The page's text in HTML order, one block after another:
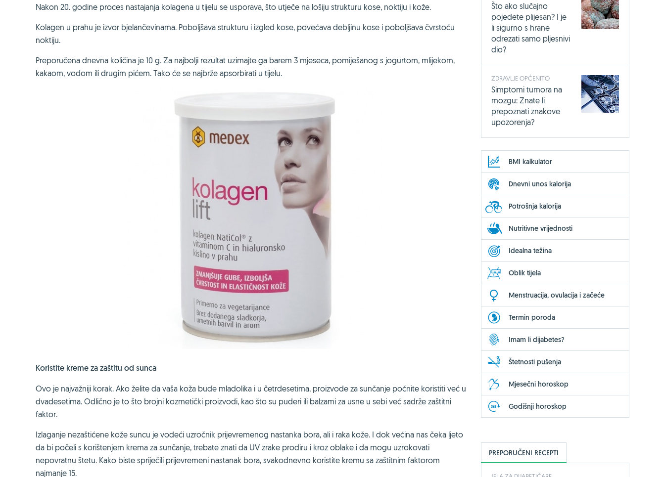
Nakon 20. godine proces nastajanja kolagena u tijelu se usporava, što utječe na lošiju strukturu kose, noktiju i kože.
Kolagen u prahu je izvor bjelančevinama. Poboljšava strukturu i izgled kose, povećava debljinu kose i poboljšava čvrstoću
noktiju.
Preporučena dnevna količina je 10 g. Za najbolji rezultat uzimajte ga barem 3 mjeseca, pomiješanog s jogurtom, mlijekom,
kakaom, vodom ili drugim pićem. Tako će se najbrže apsorbirati u tijelu.
Koristite kreme za zaštitu od sunca
Ovo je najvažniji korak. Ako želite da vaša koža bude mladolika i u četrdesetima, proizvode za sunčanje počnite koristiti već u
dvadesetima. Odlično je to što brojni kozmetički proizvodi, kao što su puderi ili balzami za usne u sebi već sadrže zaštitni
faktor.
Izlaganje nezaštićene kože suncu je vodeći uzročnik prijevremenog nastanka bora, ali i raka kože. I dok većina nas čeka ljeto
da bi počeli s korištenjem krema za sunčanje, trebate znati da UV zrake prodiru i kroz oblake i da mogu uzrokovati
nepovratnu štetu. Kako biste spriječili prijevremeni nastanak bora, svakodnevno koristite kremu sa zaštitnim faktorom
najmanje 15.
Što ako slučajno
pojedete plijesan? I je
li sigurno s hrane
odrezati samo pljesnivi
dio?
ZDRAVLJE OPĆENITO
Simptomi tumora na
mozgu: Znate li
prepoznati znakove
upozorenja?
BMI kalkulator
Dnevni unos kalorija
Potrošnja kalorija
Nutritivne vrijednosti
Idealna težina
Oblik tijela
Menstruacija, ovulacija i začeće
Termin poroda
Imam li dijabetes?
Štetnosti pušenja
Mjesečni horoskop
Godišnji horoskop
PREPORUČENI RECEPTI